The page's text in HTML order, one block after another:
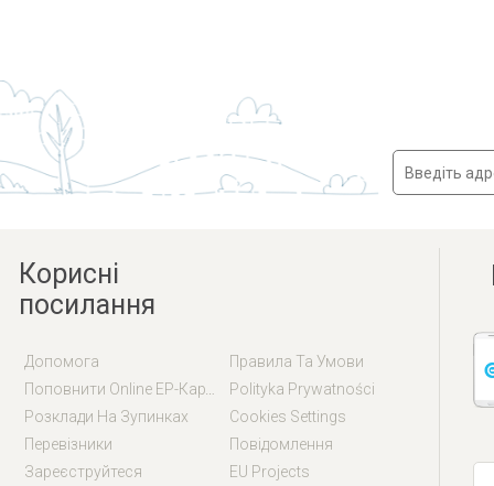
Корисні
посилання
Допомога
Правила Та Умови
Polityka Prywatności
Розклади На Зупинках
Cookies Settings
Перевізники
Повідомлення
Зареєструйтеся
EU Projects